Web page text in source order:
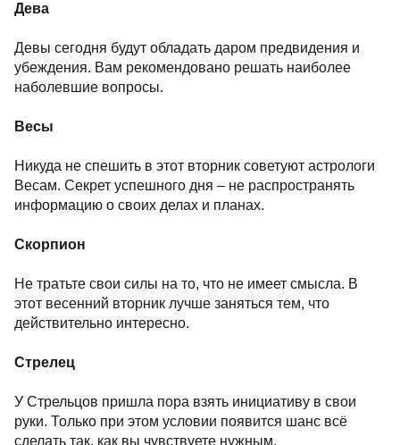
Дева
Девы сегодня будут обладать даром предвидения и
убеждения. Вам рекомендовано решать наиболее
наболевшие вопросы.
Весы
Никуда не спешить в этот вторник советуют астрологи
Весам. Секрет успешного дня – не распространять
информацию о своих делах и планах.
Скорпион
Не тратьте свои силы на то, что не имеет смысла. В
этот весенний вторник лучше заняться тем, что
действительно интересно.
Стрелец
У Стрельцов пришла пора взять инициативу в свои
руки. Только при этом условии появится шанс всё
сделать так, как вы чувствуете нужным.